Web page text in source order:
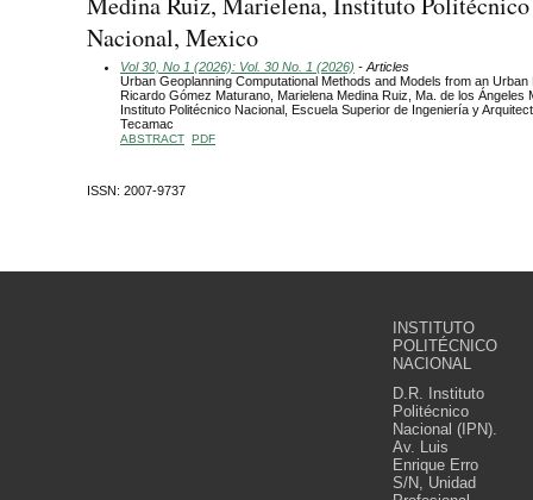
Nacional, Mexico
Vol 30, No 1 (2026): Vol. 30 No. 1 (2026) - Articles
Urban Geoplanning Computational Methods and Models from an
Ricardo Gómez Maturano, Marielena Medina Ruiz, Ma. de los Ángeles
Instituto Politécnico Nacional, Escuela Superior de Ingeniería y
Tecamac
ABSTRACT PDF
ISSN: 2007-9737
INSTITUTO
POLITÉCNICO
NACIONAL
D.R. Instituto
Politécnico
Nacional (IPN).
Av. Luis
Enrique Erro
S/N, Unidad